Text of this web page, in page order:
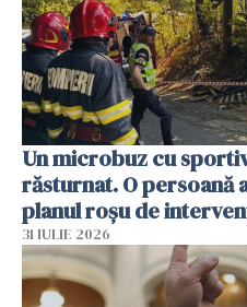
Un microbuz cu
răsturnat. O persoană
planul roșu de
31 IULIE 2026